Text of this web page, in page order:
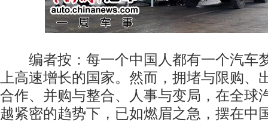
编者按：每一个中国人都有一个汽车
上高速增长的国家。然而，拥堵与限购、
合作、并购与整合、人事与变局，在全球
越紧密的趋势下，已如燃眉之急，摆在中